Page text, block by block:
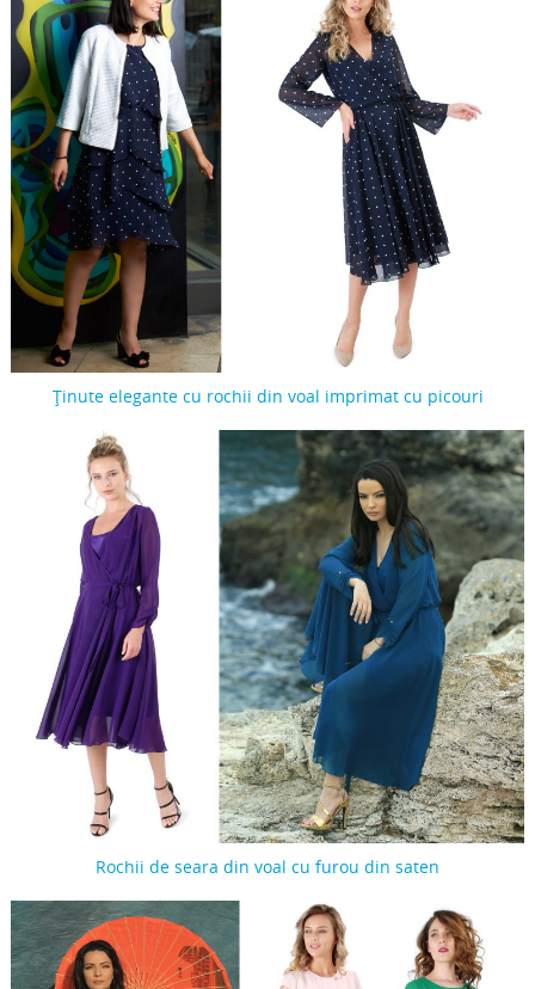
Ținute elegante cu rochii din voal imprimat cu picouri
Rochii de seara din voal cu furou din saten